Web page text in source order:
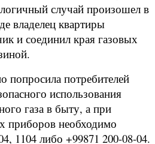
случай произошел в
владелец квартиры
и соединил края газовых
попросила потребителей
использования
газа в быту, а при
приборов необходимо
1104 либо +99871 200-08-04.